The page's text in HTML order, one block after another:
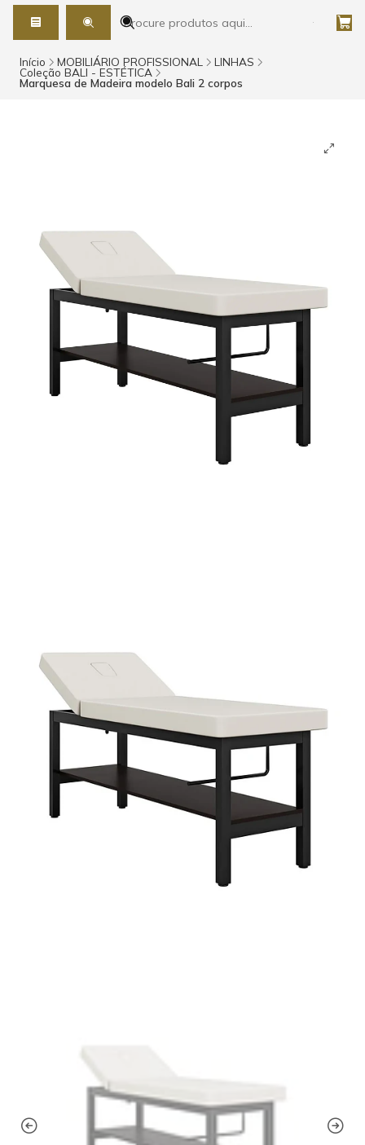
Início MOBILIÁRIO PROFISSIONAL LINHAS
Coleção BALI - ESTÉTICA
Marquesa de Madeira modelo Bali 2 corpos